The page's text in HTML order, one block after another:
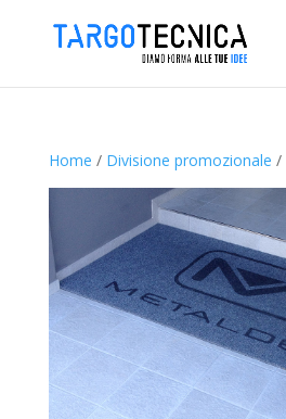
Home / Divisione promozionale /